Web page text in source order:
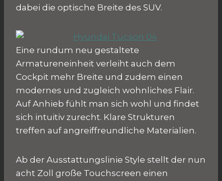
dabei die optische Breite des SUV.
Eine rundum neu gestaltete
Armatureneinheit verleiht auch dem
Cockpit mehr Breite und zudem einen
modernes und zugleich wohnliches Flair.
Auf Anhieb fühlt man sich wohl und findet
sich intuitiv zurecht. Klare Strukturen
treffen auf angreiffreundliche Materialien.
Ab der Ausstattungslinie Style stellt der nun
acht Zoll große Touchscreen einen